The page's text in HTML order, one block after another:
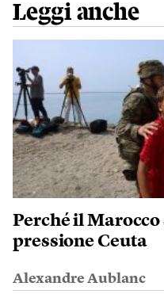
Leggi anche
Perché il
pressione Ceuta
Alexandre Aublanc